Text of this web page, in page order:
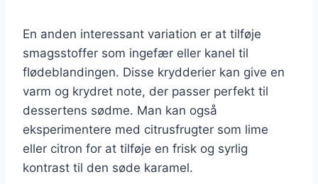
En anden interessant variation er at tilføje
smagsstoffer som ingefær eller kanel til
flødeblandingen. Disse krydderier kan give en
varm og krydret note, der passer perfekt til
dessertens sødme. Man kan også
eksperimentere med citrusfrugter som lime
eller citron for at tilføje en frisk og syrlig
kontrast til den søde karamel.